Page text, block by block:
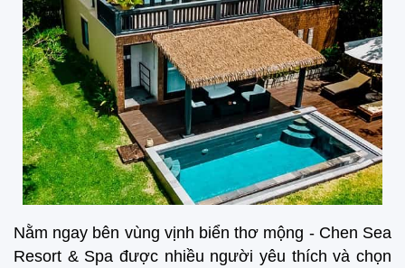
Nằm ngay bên vùng vịnh biển thơ mộng - Chen Sea
Resort & Spa được nhiều người yêu thích và chọn